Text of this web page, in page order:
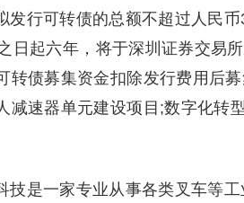
发行可转债的总额不超过人民
日起六年，将于深圳证券交易
转债募集资金扣除发行费用后
减速器单元建设项目;数字化转
技是一家专业从事各类叉车等